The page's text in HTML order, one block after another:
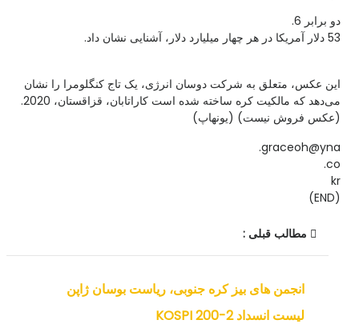
دو برابر 6.
53 دلار آمریکا در هر چهار میلیارد دلار، آشنایی نشان داد.
این عکس، متعلق به شرکت دوسان انرژی، یک تاج کنگلومرا را نشان
می‌دهد که مالکیت کره ساخته شده است کاراتابان، قزاقستان، 2020.
(عکس فروش نیست) (یونهاپ)
graceoh@yna.
co.
kr
(END)
مطالب قبلی :
انجمن های بیز کره جنوبی، ریاست بوسان ژاپن
لیست انسداد KOSPI 200-2